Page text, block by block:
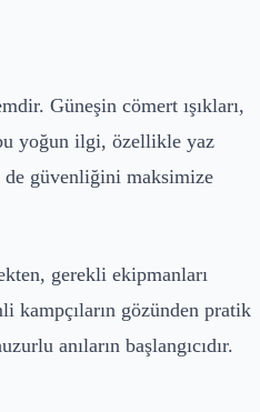
Güneşin cömert ışıkları,
yoğun ilgi, özellikle yaz
güvenliğini maksimize
gerekli ekipmanları
kampçıların gözünden pratik
anıların başlangıcıdır.